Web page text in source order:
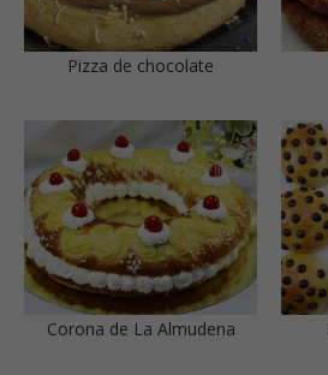
Pizza de chocolate
Corona de La Almudena